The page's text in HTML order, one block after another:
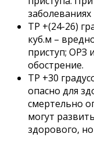
ТР +(24-26)
куб.м –
приступ; ОРЗ
обострение.
ТР +30
опасно для
смертельно
могут
здорового,